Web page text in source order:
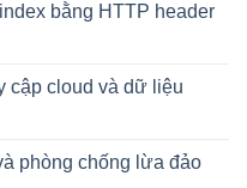
bằng HTTP header
cập cloud và dữ liệu
phòng chống lừa đảo